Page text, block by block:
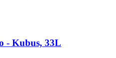
-​ Kubus, 33L